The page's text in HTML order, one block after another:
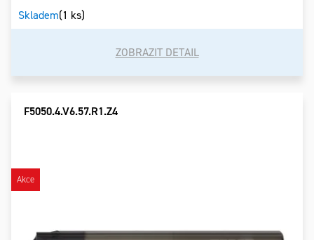
Skladem(1 ks)
ZOBRAZIT DETAIL
Akce
F5050.4.V6.57.R1.Z4